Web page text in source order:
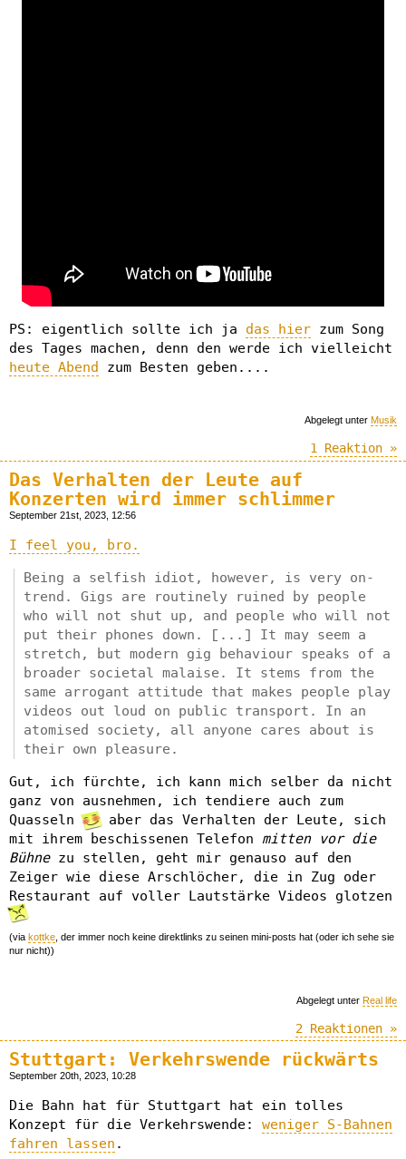
PS: eigentlich sollte ich ja das hier zum Song
des Tages machen, denn den werde ich vielleicht
heute Abend
zum Besten geben....
Abgelegt unter Musik
1 Reaktion »
Das Verhalten der Leute auf
Konzerten wird immer schlimmer
September 21st, 2023, 12:56
I feel you, bro.
Being a selfish idiot, however, is very on-
trend. Gigs are routinely ruined by people
who will not shut up, and people who will not
put their phones down. [...] It may seem a
stretch, but modern gig behaviour speaks of a
broader societal malaise. It stems from the
same arrogant attitude that makes people play
videos out loud on public transport. In an
atomised society, all anyone cares about is
their own pleasure.
Gut, ich fürchte, ich kann mich selber da nicht
ganz von ausnehmen, ich tendiere auch zum
Quasseln
aber das Verhalten der Leute, sich
mit ihrem beschissenen Telefon mitten vor die
Bühnezu stellen, geht mir genauso auf den
Zeiger wie diese Arschlöcher, die in Zug oder
Restaurant auf voller Lautstärke Videos glotzen
(via kottke , der immer noch keine direktlinks zu seinen mini-posts hat (oder ich sehe sie
nur nicht))
Abgelegt unter Real life
2 Reaktionen »
Stuttgart: Verkehrswende rückwärts
September 20th, 2023, 10:28
Die Bahn hat für Stuttgart hat ein tolles
Konzept für die Verkehrswende: weniger S-Bahnen
fahren lassen .